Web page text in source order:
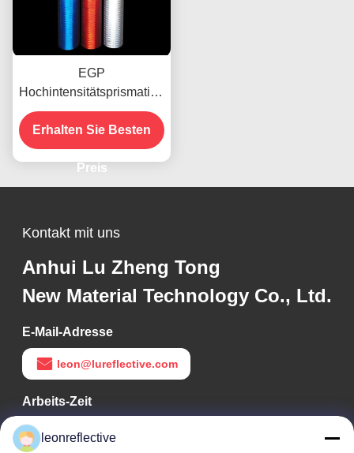
EGP
Hochintensitätsprismatisch
reflektierendes Klebstoff
für Vinylfolien
Erhalten Sie Besten
Preis
Kontakt mit uns
Anhui Lu Zheng Tong
New Material Technology Co., Ltd.
E-Mail-Adresse
leon@lureflective.com
Arbeits-Zeit
9:00-18:00
leonreflective